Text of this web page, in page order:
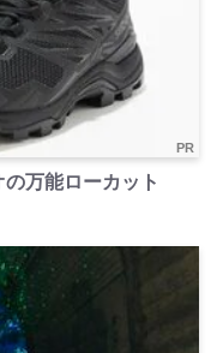
PR
万能ローカット